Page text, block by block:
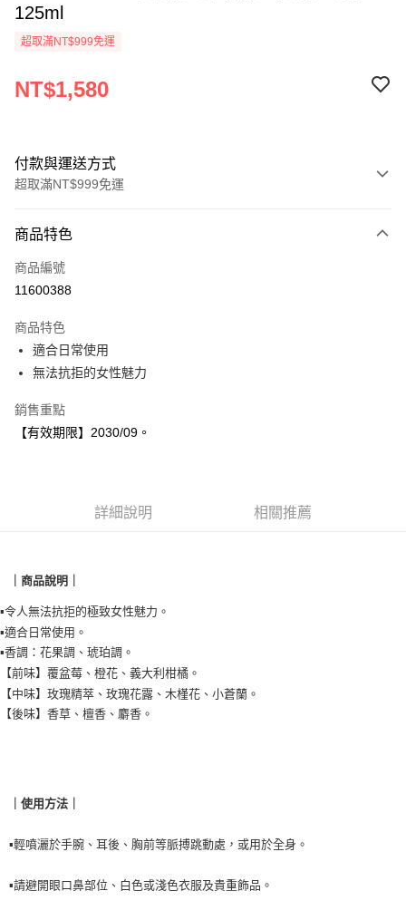
125ml
超取滿NT$999免運
NT$1,580
付款與運送方式
超取滿NT$999免運
信用卡一次付款
信用卡分期付款
合作金庫商業銀行
華南商業銀行
上海商業儲蓄銀行
臺灣中小企業銀行
匯豐（台灣）商業銀行
台新國際商業銀行
中國信託商業銀行
超商取貨付款
LINE Pay
Apple Pay
悠遊付
【關於「AFTEE先享後付」】
便利好安心！
１．簡單：不需註冊會員、不需綁卡、不需儲值。
２．便利：只要手機號碼，簡訊認證，即可結帳。
３．安心：先確認商品／服務後，再付款。
【「AFTEE先享後付」結帳流程】
１．於結帳方式選擇「AFTEE先享後付」後，將跳轉至「AFTEE先享後付」
※ 請注意：結帳手續完成當下不需立刻繳費，但若您需要取消訂單，請聯絡
※ 交易是否成功請以「AFTEE先享後付 」之結帳頁面顯示為準，若有關於
客戶支援中心」https://netprotections.freshdesk.com/support/home
運送方式
全家取貨付款
每筆NT$90，滿NT$999(含以上)免運費
7-11取貨付款
每筆NT$90，滿NT$999(含以上)免運費
商品特色
商品編號
11600388
商品特色
適合日常使用
無法抗拒的女性魅力
銷售重點
【有效期限】2030/09。
詳細說明 相關推薦
｜商品說明｜
▪️令人無法抗拒的極致女性魅力。
▪️適合日常使用。
▪️香調：花果調、琥珀調。
【前味】覆盆莓、橙花、義大利柑橘。
【中味】玫瑰精萃、玫瑰花露、木槿花、小蒼蘭。
【後味】香草、檀香、麝香。
｜使用方法｜
▪️輕噴灑於手腕、耳後、胸前等脈搏跳動處，或用於全身。
▪️請避開眼口鼻部位、白色或淺色衣服及貴重飾品。